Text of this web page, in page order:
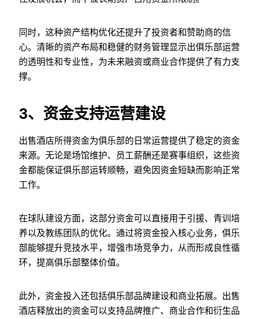
同时，这种资产结构优化还提升了投资者和赞助商的信
心。清晰的资产布局和稳健的财务管理显示出俱乐部运营
的透明性和专业性，为未来融资或商业合作提供了有力支
撑。
3、资金支持运营建设
出售酒店所得资金为俱乐部的日常运营提供了稳定的资金
来源。无论是场馆维护、员工薪酬还是赛事组织，这些资
金都能保证俱乐部运转顺畅，避免因资金短缺而影响正常
工作。
在球队建设方面，这部分资金可以直接用于引援、青训培
养以及教练团队的优化。通过将资金投入核心业务，俱乐
部能够提升竞技水平，增强市场竞争力，从而形成良性循
环，提高俱乐部整体价值。
此外，资金投入还包括俱乐部品牌建设和商业拓展。出售
酒店释放出的资金可以支持品牌推广、商业合作和衍生品